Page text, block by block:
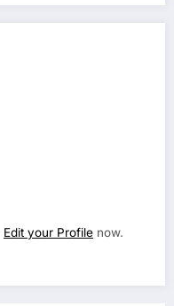
Edit your Profile now.